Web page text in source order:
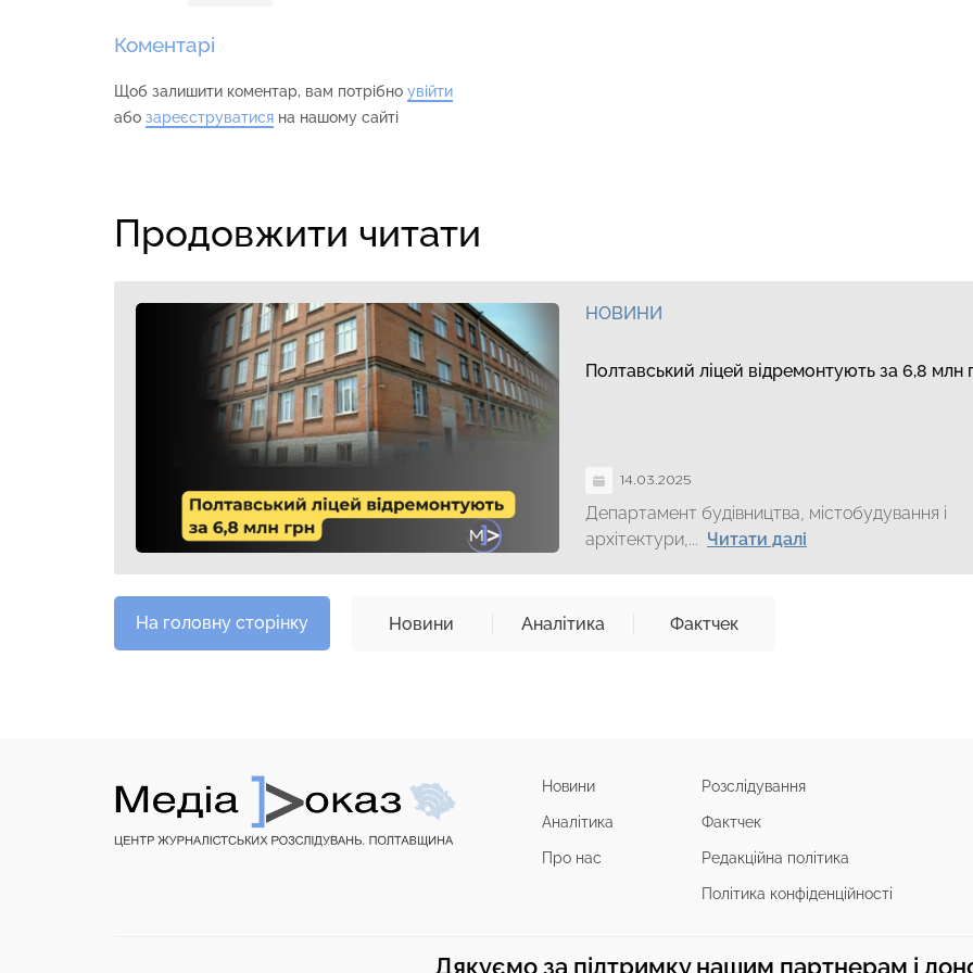
Коментарі
Щоб залишити коментар, вам потрібно увійти
або зареєструватисяна нашому сайті
Продовжити читати
НОВИНИ
Полтавський ліцей відремонтують за 6,8 млн
14.03.2025
Департамент будівництва, містобудування і
архітектури,... Читати далі
На головну сторінку Новини Аналітика Фактчек
Новини
Аналітика
Про нас
Розслідування
Фактчек
Редакційна політика
Політика конфіденційності
Дякуємо за підтримку нашим партнерам і